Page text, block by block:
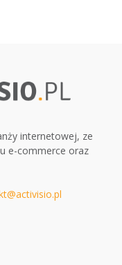
internetowej, ze
e-commerce oraz